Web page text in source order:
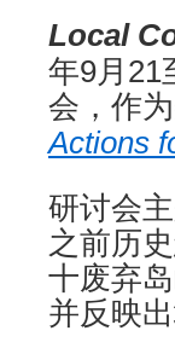
Local
年9月21
会，作
Actions
研讨会
之前历
十废弃
并反映